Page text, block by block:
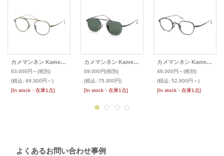
カメマンネン KameManNen 伊達メガネ KMN-9503 48size
63,000円～(税別)
(税込: 69,300円～)
[In stock・在庫1点]
カメマンネン KameManNen サングラス KMN-9501 48size
69,000円(税別)
(税込: 75,900円)
[In stock・在庫1点]
カメマンネン KameManNen メガネ KMN-9919(48)
48,000円～(税別)
(税込: 52,800円～)
[In stock・在庫1点]
よくあるお問い合わせ事例